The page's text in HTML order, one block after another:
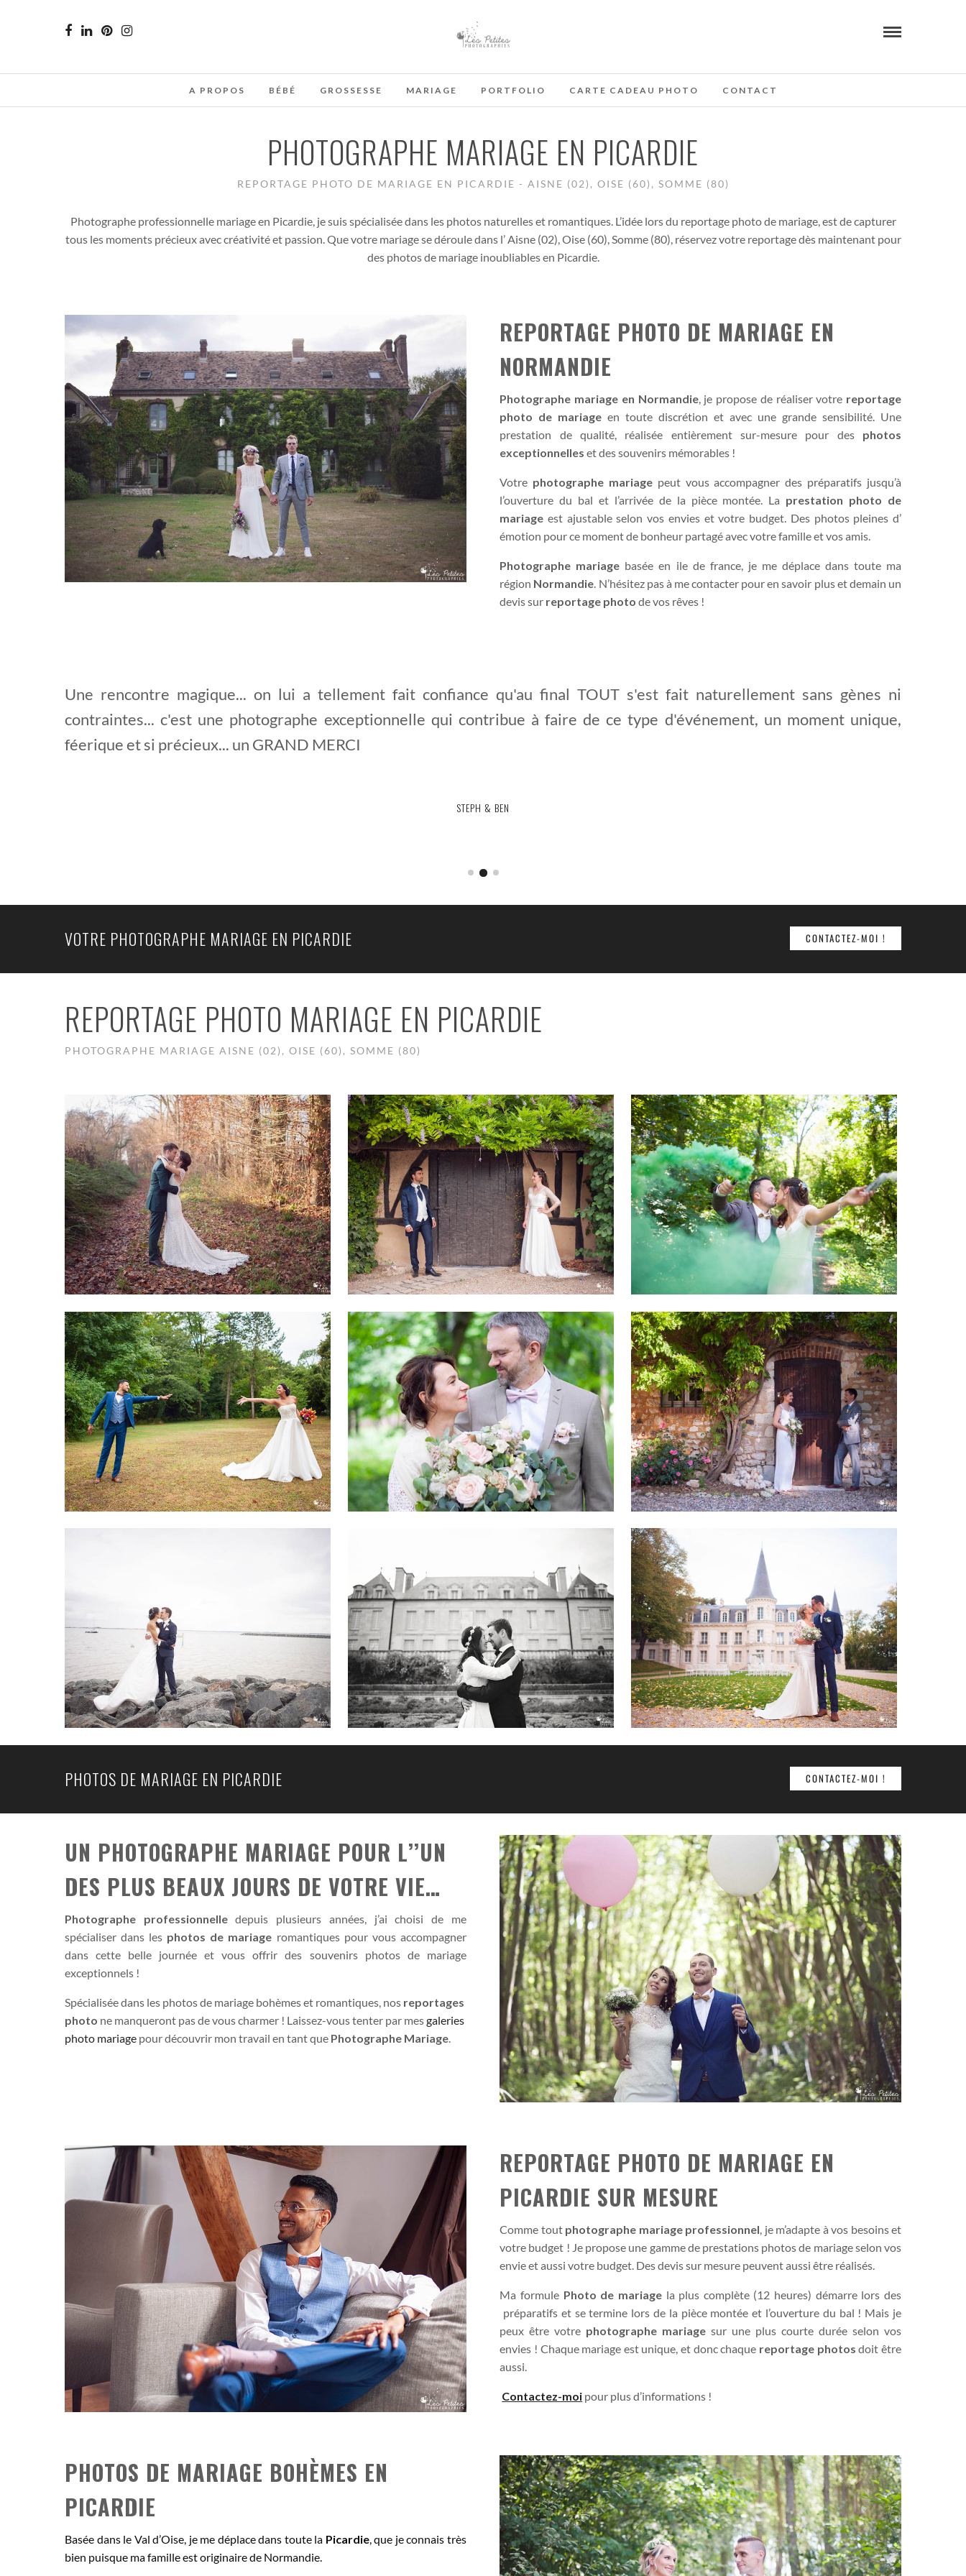
A PROPOS BÉBÉ GROSSESSE MARIAGE PORTFOLIO CARTE CADEAU PHOTO CONTACT
PHOTOGRAPHE MARIAGE EN PICARDIE
REPORTAGE PHOTO DE MARIAGE EN PICARDIE - AISNE (02), OISE (60), SOMME (80)
Photographe professionnelle mariage en Picardie, je suis spécialisée dans les photos naturelles et romantiques. L’idée lors du reportage photo de mariage, est de capturer
tous les moments précieux avec créativité et passion. Que votre mariage se déroule dans l’ Aisne (02), Oise (60), Somme (80), réservez votre reportage dès maintenant pour
des photos de mariage inoubliables en Picardie.
REPORTAGE PHOTO DE MARIAGE EN
NORMANDIE
Photographe mariage en Normandie, je propose de réaliser votre reportage
photo de mariage en toute discrétion et avec une grande sensibilité. Une
prestation de qualité, réalisée entièrement sur-mesure pour des photos
exceptionnelles et des souvenirs mémorables !
Votre photographe mariagepeut vous accompagner des préparatifs jusqu’à
l’ouverture du bal et l’arrivée de la pièce montée. La prestation photo de
mariageest ajustable selon vos envies et votre budget. Des photos pleines d’
émotion pour ce moment de bonheur partagé avec votre famille et vos amis.
Photographe mariage basée en ile de france, je me déplace dans toute ma
région Normandie. N’hésitez pas à me contacter pour en savoir plus et demain un
devis sur reportage photo de vos rêves !
Une rencontre magique... on lui a tellement fait confiance qu'au final TOUT s'est fait naturellement sans gènes ni
contraintes... c'est une photographe exceptionnelle qui contribue à faire de ce type d'événement, un moment unique,
féerique et si précieux... un GRAND MERCI
STEPH & BEN
VOTRE PHOTOGRAPHE MARIAGE EN PICARDIE CONTACTEZ-MOI !
REPORTAGE PHOTO MARIAGE EN PICARDIE
PHOTOGRAPHE MARIAGE AISNE (02), OISE (60), SOMME (80)
PHOTOS DE MARIAGE EN PICARDIE CONTACTEZ-MOI !
UN PHOTOGRAPHE MARIAGE POUR L’’UN
DES PLUS BEAUX JOURS DE VOTRE VIE…
Photographe professionnelledepuis plusieurs années, j’ai choisi de me
spécialiser dans les photos de mariage romantiques pour vous accompagner
dans cette belle journée et vous offrir des souvenirs photos de mariage
exceptionnels !
Spécialisée dans les photos de mariage bohèmes et romantiques, nos reportages
photo ne manqueront pas de vous charmer ! Laissez-vous tenter par mesgaleries
photo mariage pour découvrir mon travail en tant que Photographe Mariage.
REPORTAGE PHOTO DE MARIAGE EN
PICARDIE SUR MESURE
Comme tout photographe mariage professionnel, je m’adapte à vos besoins et
votre budget ! Je propose une gamme de prestations photos de mariage selon vos
envie et aussi votre budget. Des devis sur mesure peuvent aussi être réalisés.
Ma formule Photo de mariagela plus complète (12 heures) démarre lors des
préparatifs et se termine lors de la pièce montée et l’ouverture du bal ! Mais je
peux être votre photographe mariage sur une plus courte durée selon vos
envies ! Chaque mariage est unique, et donc chaque reportage photos doit être
aussi.
Contactez-moi pour plus d’informations !
PHOTOS DE MARIAGE BOHÈMES EN
PICARDIE
Basée dans le Val d’Oise, je me déplace dans toute la Picardie, que je connais très
bien puisque ma famille est originaire de Normandie.